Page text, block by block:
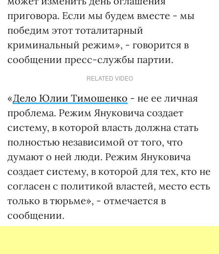
приговора. Если мы будем вместе - мы
победим этот тоталитарный
криминальный режим», - говорится в
сообщении пресс-службы партии.
RELATED VIDEO
«Дело Юлии Тимошенко - не ее личная
проблема. Режим Януковича создает
систему, в которой власть должна стать
полностью независимой от того, что
думают о ней люди. Режим Януковича
создает систему, в которой для тех, кто не
согласен с политикой властей, место есть
только в тюрьме», - отмечается в
сообщении.